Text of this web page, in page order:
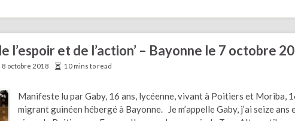
l’espoir et de l’action’ – Bayonne le 7 octobre
8 octobre 2018 10 mins to read
Manifeste lu par Gaby, 16 ans, lycéenne, vivant à Poitiers et Moriba,
migrant guinéen hébergé à Bayonne. Je m’appelle Gaby, j’ai seize ans